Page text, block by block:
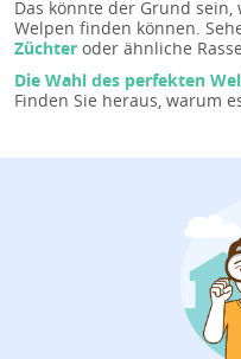
Das könnte der Grund
Welpen finden können.
Züchter oder ähnliche
Die Wahl des perfekten
Finden Sie heraus, warum